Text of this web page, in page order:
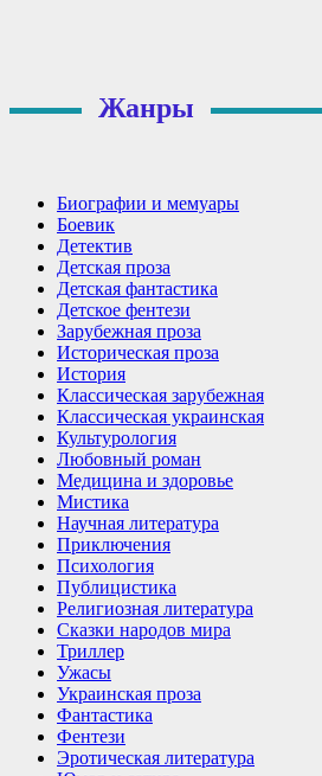
Жанры
Биографии и мемуары
Боевик
Детектив
Детская проза
Детская фантастика
Детское фентези
Зарубежная проза
Историческая проза
История
Классическая зарубежная
Классическая украинская
Культурология
Любовный роман
Медицина и здоровье
Мистика
Научная литература
Приключения
Психология
Публицистика
Религиозная литература
Сказки народов мира
Триллер
Ужасы
Украинская проза
Фантастика
Фентези
Эротическая литература